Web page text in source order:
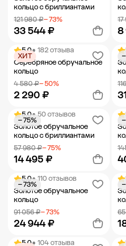
кольцо с бриллиантами
121 980 ₽− 73%
33 544 ₽
Добавить в корзину
8
5.0• 182 отзыва
Серебряное обручальное
кольцо
4 580 ₽− 50%
2 290 ₽
ХИТ
Добавить в корзину
5.0• 50 отзывов
Золотое обручальное
кольцо с бриллиантами
57 980 ₽− 75%
14 495 ₽
− 75%
Добавить в корзину
5.0• 110 отзывов
Золотое обручальное
кольцо
91 056 ₽− 73%
24 944 ₽
− 73%
5.0• 104 отзыва